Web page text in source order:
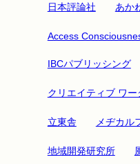
日本評論社 あか
Access
IBCパブリッシング
クリエイティブ ワ
立東舎 メヂカル
地域開発研究所